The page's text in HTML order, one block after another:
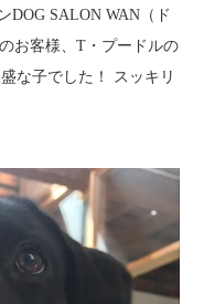
DOG SALON WAN（ド
客様、T・プードルの
な子でした！ スッキリ